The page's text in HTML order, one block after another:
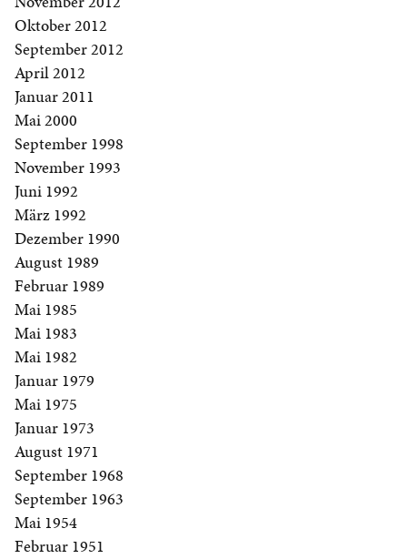
Oktober 2012
September 2012
April 2012
Januar 2011
Mai 2000
September 1998
November 1993
Juni 1992
März 1992
Dezember 1990
August 1989
Februar 1989
Mai 1985
Mai 1983
Mai 1982
Januar 1979
Mai 1975
Januar 1973
August 1971
September 1968
September 1963
Mai 1954
Februar 1951